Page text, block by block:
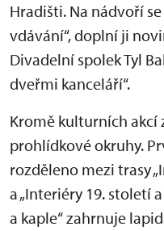
Hradišti. Na nádvoří
vdávání“, doplní ji
Divadelní spolek Tyl
dveřmi kanceláří“.
Kromě kulturních akcí
prohlídkové okruhy.
rozděleno mezi trasy
a „Interiéry 19. století
a kaple“ zahrnuje